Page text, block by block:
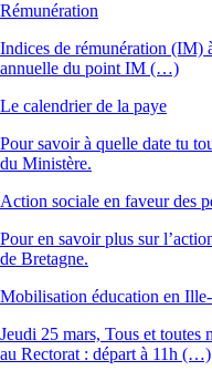
Rémunération
Indices de rémunération (IM)
annuelle du point IM (…)
Le calendrier de la paye
Pour savoir à quelle date tu
du Ministère.
Action sociale en faveur des
Pour en savoir plus sur
de Bretagne.
Mobilisation éducation en
Jeudi 25 mars, Tous et
au Rectorat : départ à 11h (…)